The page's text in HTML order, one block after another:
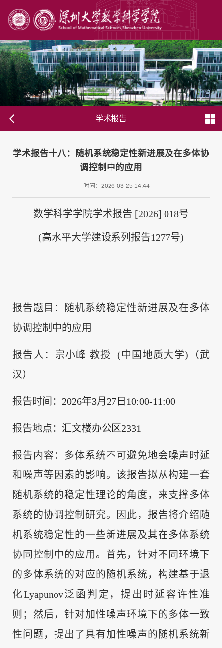
学术报告
学术报告十八：随机系统稳定性新进展及在多体协
调控制中的应用
时间：2026-03-25 14:44
数学科学学院学术报告 [2026] 018号
(高水平大学建设系列报告1277号)
报告题目：随机系统稳定性新进展及在多体
协调控制中的应用
报告人：宗小峰 教授 (中国地质大学)（武
汉）
报告时间： 2026年3月27日10:00-11:00
报告地点： 汇文楼办公区2331
报告内容：多体系统不可避免地会噪声时延
和噪声等因素的影响。该报告拟从构建一套
随机系统的稳定性理论的角度，来支撑多体
系统的协调控制研究。因此，报告将介绍随
机系统稳定性的一些新进展及其在多体系统
协同控制中的应用。首先，针对不同环境下
的多体系统的对应的随机系统，构建基于退
化Lyapunov泛函判定，提出时延容许性准
则；然后，针对加性噪声环境下的多体一致
性问题，提出了具有加性噪声的随机系统新